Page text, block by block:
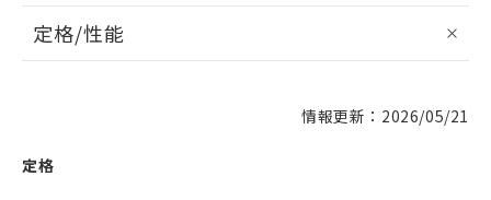
定格/性能
情報更新：2026/05/21
定格